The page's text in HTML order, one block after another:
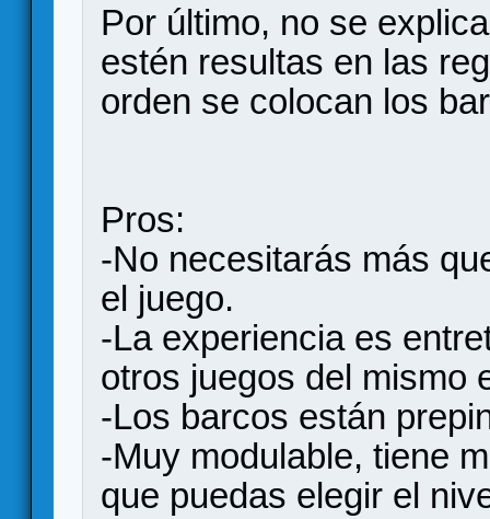
Por último, no se
estén resultas en las
orden se colocan los
Pros:
-No necesitarás más
el juego.
-La experiencia es
otros juegos del mismo
-Los barcos están
-Muy modulable, tiene
que puedas elegir el